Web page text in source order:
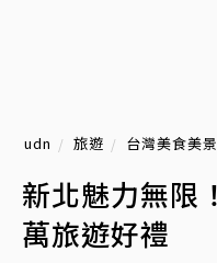
udn 旅遊 台灣美食美景
新北魅力無限
萬旅遊好禮